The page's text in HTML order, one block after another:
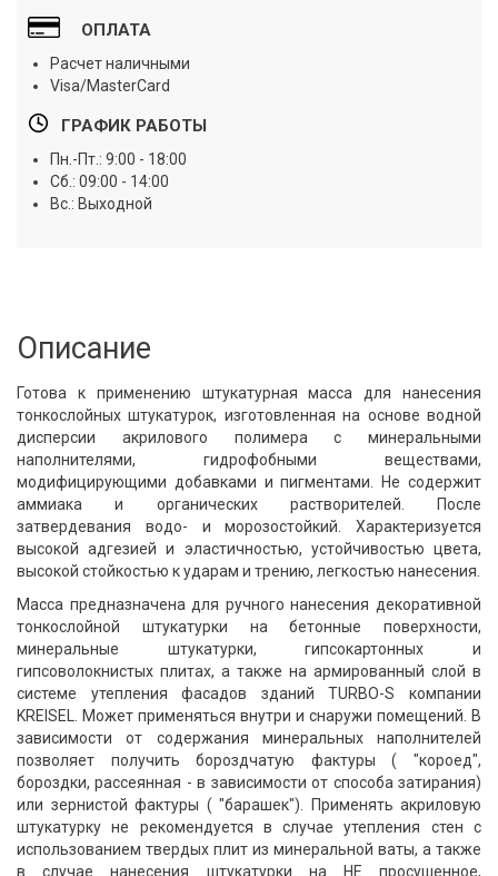
ОПЛАТА
Расчет наличными
Visa/MasterCard
ГРАФИК РАБОТЫ
Пн.-Пт.: 9:00 - 18:00
Сб.: 09:00 - 14:00
Вс.: Выходной
Описание
Готова к применению штукатурная масса для нанесения
тонкослойных штукатурок, изготовленная на основе водной
дисперсии акрилового полимера с минеральными
наполнителями, гидрофобными веществами,
модифицирующими добавками и пигментами. Не содержит
аммиака и органических растворителей. После
затвердевания водо- и морозостойкий. Характеризуется
высокой адгезией и эластичностью, устойчивостью цвета,
высокой стойкостью к ударам и трению, легкостью нанесения.
Масса предназначена для ручного нанесения декоративной
тонкослойной штукатурки на бетонные поверхности,
минеральные штукатурки, гипсокартонных и
гипсоволокнистых плитах, а также на армированный слой в
системе утепления фасадов зданий TURBO-S компании
KREISEL. Может применяться внутри и снаружи помещений. В
зависимости от содержания минеральных наполнителей
позволяет получить бороздчатую фактуры ( "короед",
бороздки, рассеянная - в зависимости от способа затирания)
или зернистой фактуры ( "барашек"). Применять акриловую
штукатурку не рекомендуется в случае утепления стен с
использованием твердых плит из минеральной ваты, а также
в случае нанесения штукатурки на НЕ просушенное,